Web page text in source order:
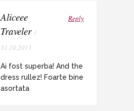
Aliceee
Traveler /
31.10.2011
Reply
Ai fost superba! And the
dress rullez! Foarte bine
asortata